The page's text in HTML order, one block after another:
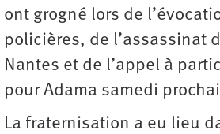
ont grogné lors de
policières, de l’assassinat
Nantes et de l’appel à
pour Adama samedi
La fraternisation a eu lieu